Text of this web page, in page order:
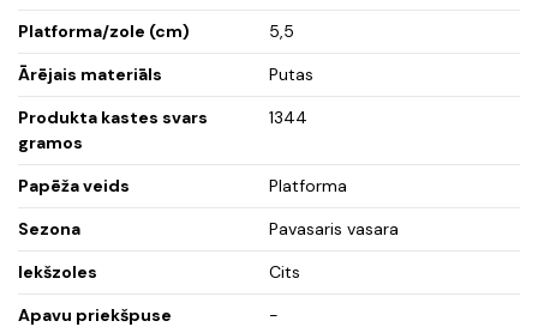
Platforma/zole (cm)
5,5
Ārējais materiāls
Putas
Produkta kastes svars
gramos
1344
Papēža veids
Platforma
Sezona
Pavasaris vasara
Iekšzoles
Cits
Apavu priekšpuse
-